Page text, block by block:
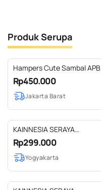
Produk Serupa
Hampers Cute Sambal APB
Rp450.000
Jakarta Barat
KAINNESIA SERAYA
HAMPERS SADDAM -
HAMPERS LEBARAN -
PARCEL RAMADHAN
Rp299.000
Yogyakarta